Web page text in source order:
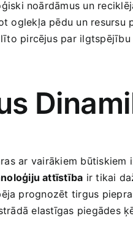
noārdāmus un
oglekļa pēdu un resursu
pircējus par
⁢ar vairākiem
attīstība ir tikai
prognozēt tirgus
elastīgas piegādes